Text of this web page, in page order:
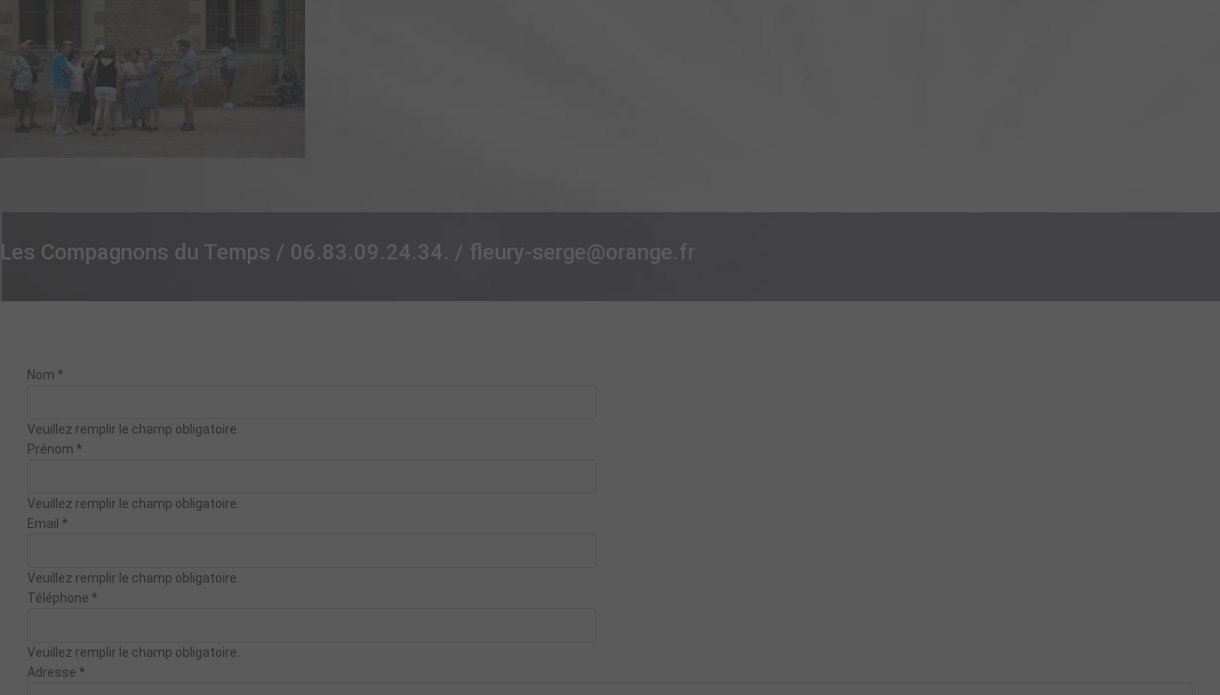
Les Compagnons du Temps / 06.83.09.24.34. / fleury-serge@orange.fr
Nom *
Veuillez remplir le champ obligatoire.
Prénom *
Veuillez remplir le champ obligatoire.
Email *
Veuillez remplir le champ obligatoire.
Téléphone *
Veuillez remplir le champ obligatoire.
Adresse *